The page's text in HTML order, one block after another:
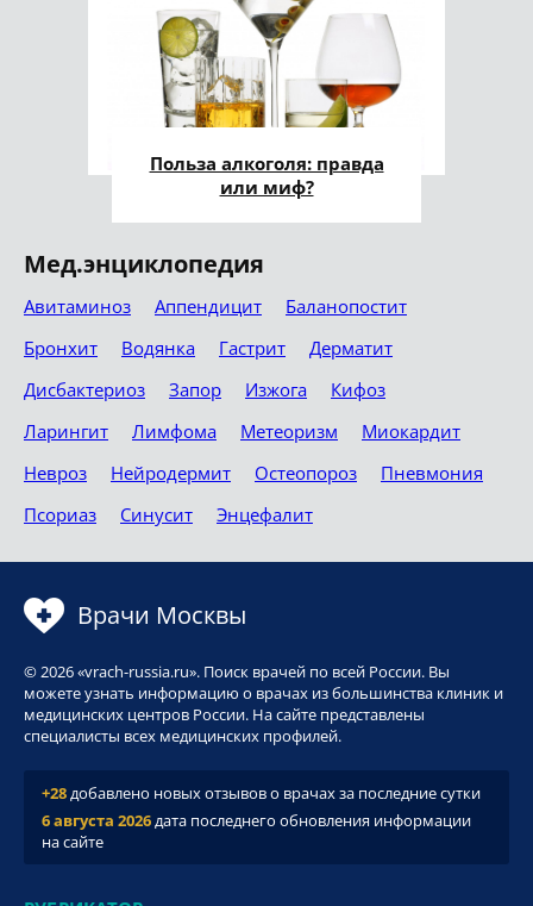
Польза алкоголя: правда
или миф?
Мед.энциклопедия
Авитаминоз Аппендицит
Баланопостит
Бронхит
Водянка Гастрит
Дерматит
Дисбактериоз
Запор Изжога
Кифоз
Ларингит
Лимфома Метеоризм
Миокардит
Невроз
Нейродермит Остеопороз
Пневмония
Псориаз
Синусит Энцефалит
Врачи Москвы
© 2026 «vrach-russia.ru». Поиск врачей по всей России. Вы
можете узнать информацию о врачах из большинства клиник и
медицинских центров России. На сайте представлены
специалисты всех медицинских профилей.
+28добавлено новых отзывов о врачах за последние сутки
6 августа 2026дата последнего обновления информации
на сайте